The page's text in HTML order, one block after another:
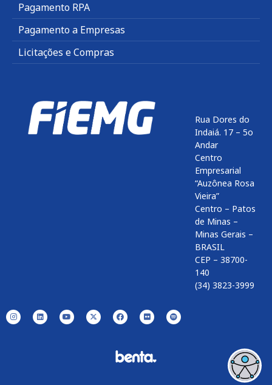
Pagamento RPA
Pagamento a Empresas
Licitações e Compras
Rua Dores do
Indaiá. 17 – 5o
Andar
Centro
Empresarial
“Auzônea Rosa
Vieira”
Centro – Patos
de Minas –
Minas Gerais –
BRASIL
CEP – 38700-
140
(34) 3823-3999